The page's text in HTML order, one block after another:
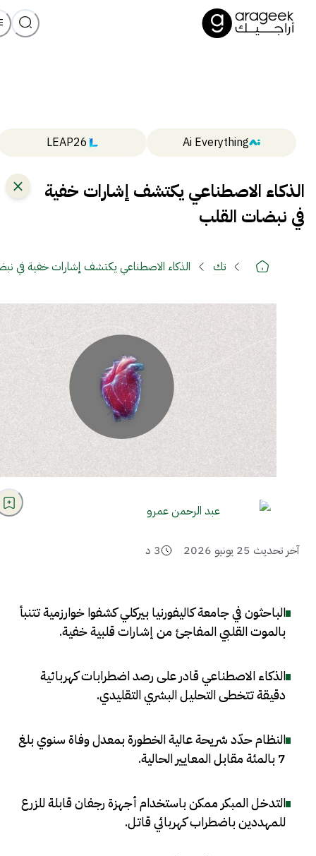
Ai Everything
LEAP26
الذكاء الاصطناعي يكتشف إشارات خفية
في نبضات القلب
تك الذكاء الاصطناعي يكتشف إشارات خفية في
عبد الرحمن عمرو
آخر تحديث 25 يونيو 2026 3 د
الباحثون في جامعة كاليفورنيا بيركلي كشفوا خوارزمية تتنبأ
بالموت القلبي المفاجئ من إشارات قلبية خفية.
الذكاء الاصطناعي قادر على رصد اضطرابات كهربائية
دقيقة تتخطى التحليل البشري التقليدي.
النظام حدّد شريحة عالية الخطورة بمعدل وفاة سنوي بلغ
7 بالمئة مقابل المعايير الحالية
.
التدخل المبكر ممكن باستخدام أجهزة رجفان قابلة للزرع
للمهددين باضطراب كهربائي قاتل.